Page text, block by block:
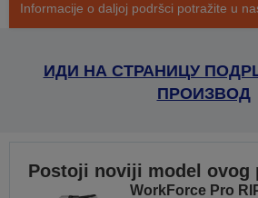
Informacije o daljoj podršci potražite u
ИДИ НА СТРАНИЦУ
ПРОИЗВОД
Postoji noviji model ovog
WorkForce Pro